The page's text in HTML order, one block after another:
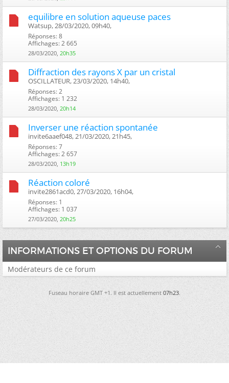
equilibre en solution aqueuse paces
Watsup, 28/03/2020, 09h40, ‎
Réponses: 8
Affichages: 2 665
28/03/2020, 20h35
Diffraction des rayons X par un cristal
OSCILLATEUR, 23/03/2020, 14h40, ‎
Réponses: 2
Affichages: 1 232
28/03/2020, 20h14
Inverser une réaction spontanée
invite6aaef048, 21/03/2020, 21h45, ‎
Réponses: 7
Affichages: 2 657
28/03/2020, 13h19
Réaction coloré
invite2861acd0, 27/03/2020, 16h04, ‎
Réponses: 1
Affichages: 1 037
27/03/2020, 20h25
INFORMATIONS ET OPTIONS DU FORUM
Modérateurs de ce forum
Fuseau horaire GMT +1. Il est actuellement07h23.